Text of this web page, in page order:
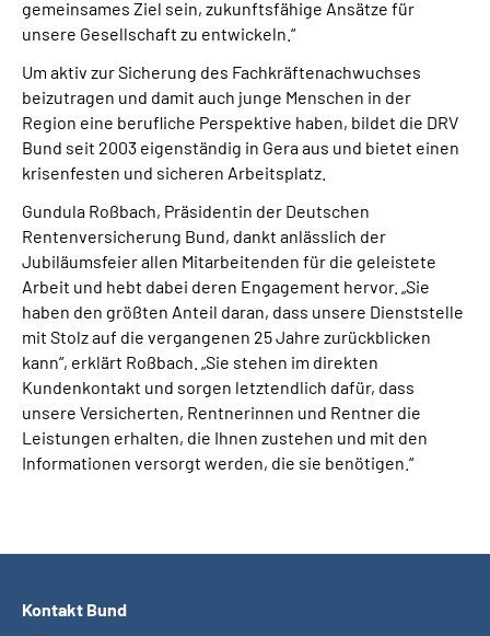
gemeinsames Ziel sein, zukunftsfähige Ansätze für
unsere Gesellschaft zu entwickeln.“
Um aktiv zur Sicherung des Fachkräftenachwuchses
beizutragen und damit auch junge Menschen in der
Region eine berufliche Perspektive haben, bildet die DRV
Bund seit 2003 eigenständig in Gera aus und bietet einen
krisenfesten und sicheren Arbeitsplatz.
Gundula Roßbach, Präsidentin der Deutschen
Rentenversicherung Bund, dankt anlässlich der
Jubiläumsfeier allen Mitarbeitenden für die geleistete
Arbeit und hebt dabei deren Engagement hervor. „Sie
haben den größten Anteil daran, dass unsere Dienststelle
mit Stolz auf die vergangenen 25 Jahre zurückblicken
kann“, erklärt Roßbach. „Sie stehen im direkten
Kundenkontakt und sorgen letztendlich dafür, dass
unsere Versicherten, Rentnerinnen und Rentner die
Leistungen erhalten, die Ihnen zustehen und mit den
Informationen versorgt werden, die sie benötigen.“
Kontakt Bund